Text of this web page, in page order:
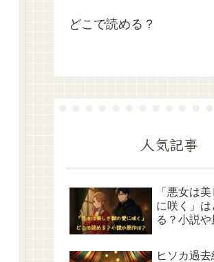
どこで読める？
人気記事
「悪女は
に咲く」
る？小説や
ヒソカ過